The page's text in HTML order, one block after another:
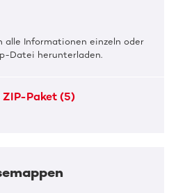
alle Informationen einzeln oder
Datei herunterladen.
ZIP-Paket (5)